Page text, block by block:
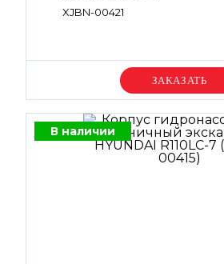
XJBN-00421
Уточняйте цену
В наличии